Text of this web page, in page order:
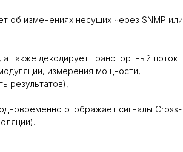
об изменениях несущих через SNMP или
а также декодирует транспортный поток
измерения мощности,
результатов),
отображает сигналы Cross-